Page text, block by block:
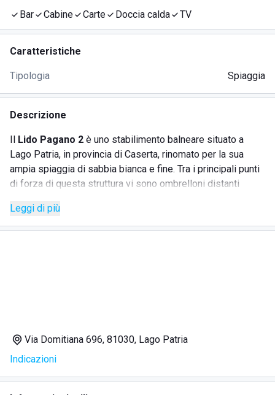
Bar Cabine Carte Doccia calda TV
Caratteristiche
Tipologia Spiaggia
Descrizione
Il Lido Pagano 2 è uno stabilimento balneare situato a
Lago Patria, in provincia di Caserta, rinomato per la sua
ampia spiaggia di sabbia bianca e fine. Tra i principali punti
di forza di questa struttura vi sono ombrelloni distanti
distanziamento e garantendo un ambiente tranquillo e
rilassato. Lecabine in muraturasono attrezzate con
Servizio bar e tavola calda
Wi-fi gratuito
Accesso consentito a piccoli animali
Leggi di più
Via Domitiana 696, 81030, Lago Patria
Indicazioni